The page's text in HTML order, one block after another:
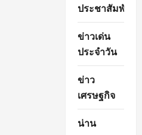
ประชาสัมพันธ์
ข่าวเด่น
ประจำวัน
ข่าว
เศรษฐกิจ
น่าน